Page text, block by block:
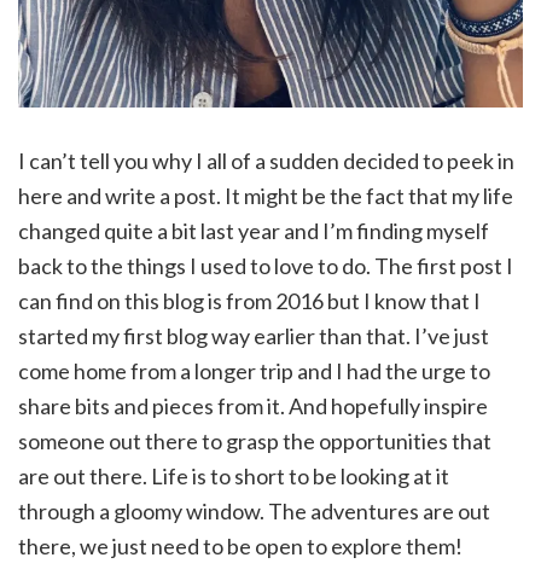
I can’t tell you why I all of a sudden decided to peek in
here and write a post. It might be the fact that my life
changed quite a bit last year and I’m finding myself
back to the things I used to love to do. The first post I
can find on this blog is from 2016 but I know that I
started my first blog way earlier than that. I’ve just
come home from a longer trip and I had the urge to
share bits and pieces from it. And hopefully inspire
someone out there to grasp the opportunities that
are out there. Life is to short to be looking at it
through a gloomy window. The adventures are out
there, we just need to be open to explore them!